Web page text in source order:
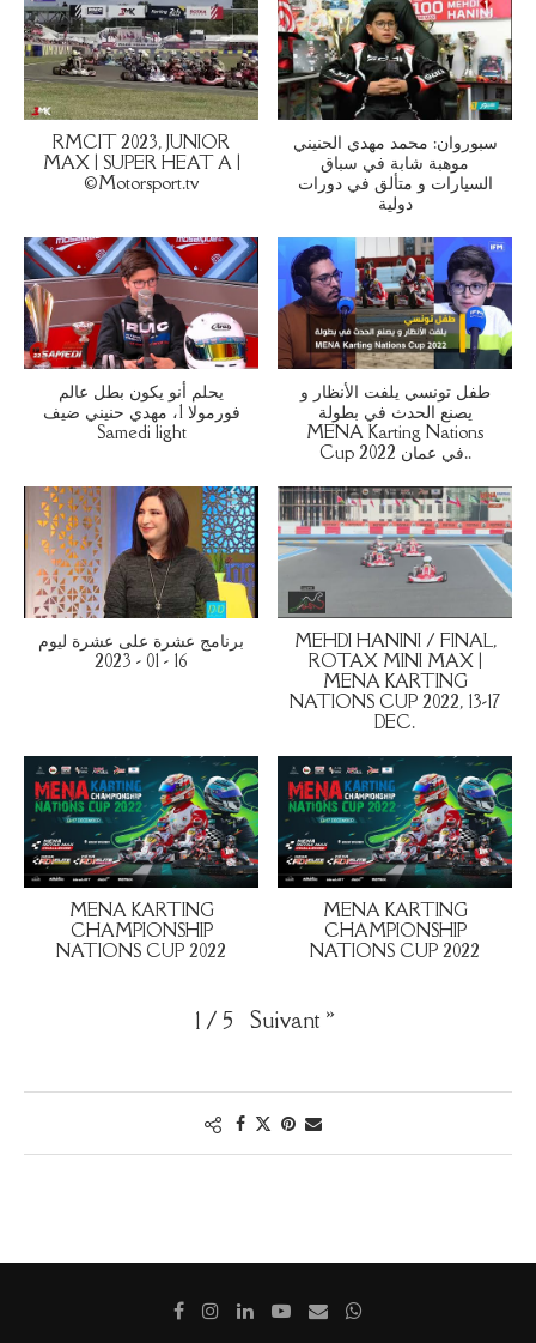
RMCIT 2023, JUNIOR
MAX | SUPER HEAT A |
©Motorsport.tv
سبوروان: محمد مهدي الحنيني
موهبة شابة في سباق
السيارات و متألق في دورات
دولية
يحلم أنو يكون بطل عالم
فورمولا 1، مهدي حنيني ضيف
Samedi light
طفل تونسي يلفت الأنظار و
يصنع الحدث في بطولة
MENA Karting Nations
Cup 2022 في عمان..
برنامج عشرة على عشرة ليوم
16 - 01 - 2023
MEHDI HANINI / FINAL,
ROTAX MINI MAX |
MENA KARTING
NATIONS CUP 2022, 13-17
DEC.
MENA KARTING
CHAMPIONSHIP
NATIONS CUP 2022
MENA KARTING
CHAMPIONSHIP
NATIONS CUP 2022
1 / 5 Suivant »